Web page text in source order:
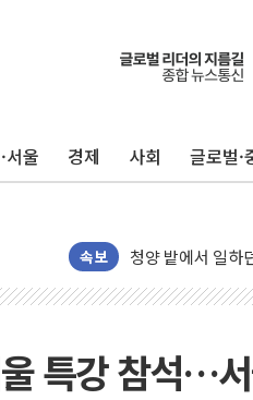
서울 경제 사회 글로벌·
속보
연일 폭염에 온열
中 전방위 아파
동해시, 11~14일
강원 중·남부 동
폭염에 車 운전면
李대통령, 'ISA·
주말 무더위·열대
오세훈 "용산공원
특강 참석…